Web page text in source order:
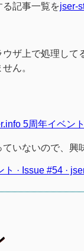
る記事一覧をjser-
ザ上で処理し
ん。
5周年イベント
いないので、興
· Issue #54 ·